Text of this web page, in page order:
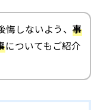
悔しないよう、事
についてもご紹介